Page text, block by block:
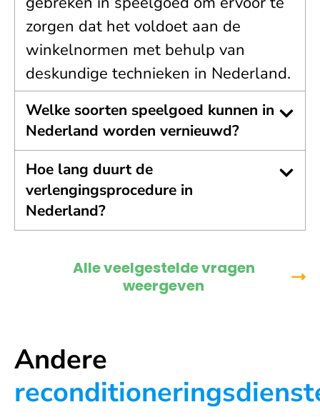
zorgen dat het voldoet aan de
winkelnormen met behulp van
deskundige technieken in Nederland.
Welke soorten speelgoed kunnen in
Nederland worden vernieuwd?
Hoe lang duurt de
verlengingsprocedure in
Nederland?
Alle veelgestelde vragen
weergeven
Andere